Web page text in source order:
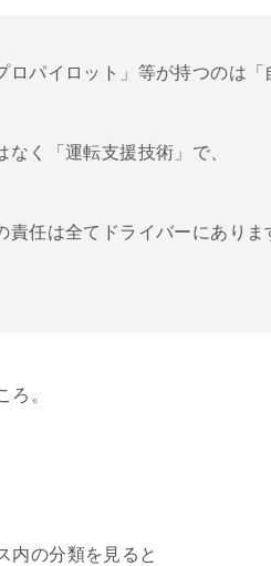
ロパイロット」等が持つのは
なく「運転支援技術」で、
責任は全てドライバーにありま
ろ。
内の分類を見ると